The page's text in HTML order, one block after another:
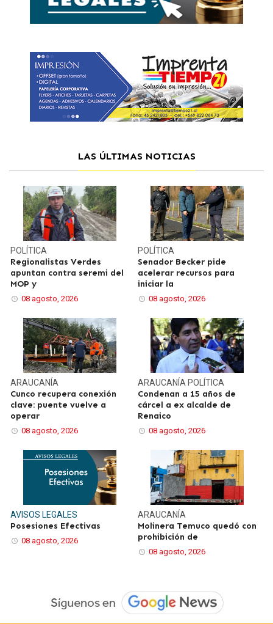
LAS ÚLTIMAS NOTICIAS
POLÍTICA
Regionalistas Verdes
apuntan contra seremi del
MOP y
08 agosto, 2026
POLÍTICA
Senador Becker pide
acelerar recursos para
iniciar la
08 agosto, 2026
ARAUCANÍA
Cunco recupera conexión
clave: puente vuelve a
operar
08 agosto, 2026
ARAUCANÍA POLÍTICA
Condenan a 15 años de
cárcel a ex alcalde de
Renaico
08 agosto, 2026
AVISOS LEGALES
Posesiones Efectivas
08 agosto, 2026
ARAUCANÍA
Molinera Temuco quedó con
prohibición de
08 agosto, 2026